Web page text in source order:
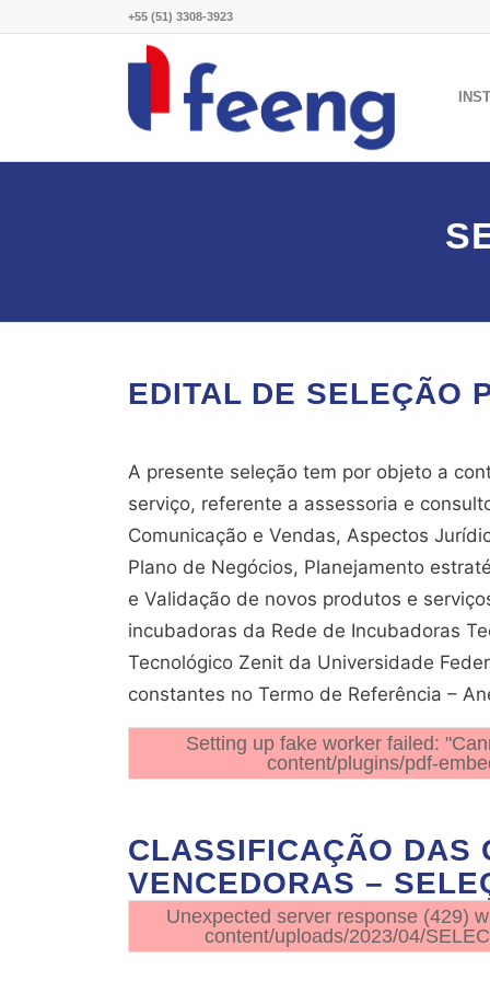
+55 (51) 3308-3923
EDITAL DE SELEÇÃO
A presente seleção tem por objeto a
serviço, referente a assessoria e
Comunicação e Vendas, Aspectos
Plano de Negócios, Planejamento
e Validação de novos produtos e
incubadoras da Rede de Incubadoras
Tecnológico Zenit da Universidade
constantes no Termo de Referência –
Setting up fake worker failed:
content/plugins/pdf-
CLASSIFICAÇÃO DAS
VENCEDORAS –
Unexpected server response (429)
content/uploads/2023/04/